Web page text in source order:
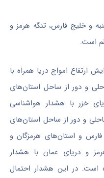
و خلیج فارس، تنگه هرمز و
است.
ارتفاع امواج دریا همراه با
و دور از ساحل استان‌های
خزر با هشدار هواشناسی
و دور از ساحل استان‌های
و استان‌های هرمزگان و
و دریای عمان با هشدار
است. در این هشدار احتمال